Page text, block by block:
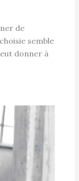
de
semble
donner à